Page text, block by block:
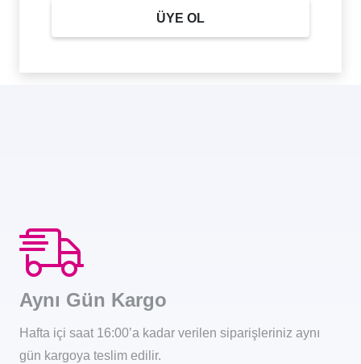
ÜYE OL
Aynı Gün Kargo
Hafta içi saat 16:00’a kadar verilen siparişleriniz aynı
gün kargoya teslim edilir.